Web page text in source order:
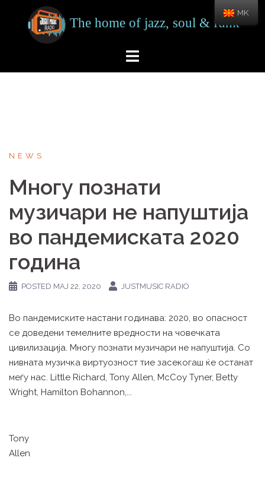
content
NEWS
Многу познати
музичари не напуштија
во пандемиската 2020
година
POSTED МАЈ 22, 2020 JUSTMUSIC RADIO
Во пандемиските настани годинава: 2020, во опасност
се доведени темелните вредности на човечката
цивилизација. Многу познати музичари не напуштија. Со
нивната музичка виртуозност тие засекогаш ќе останат
меѓу нас. Little Richard, Tony Allen, McCoy Tyner, Betty
Wright, Hamilton Bohannon,...
Tony
Allen
MK